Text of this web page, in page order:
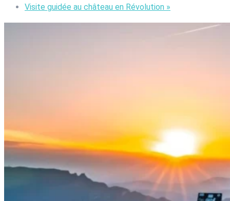
Visite guidée au château en Révolution »